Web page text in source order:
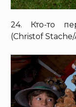
24. Кто-то
(Christof